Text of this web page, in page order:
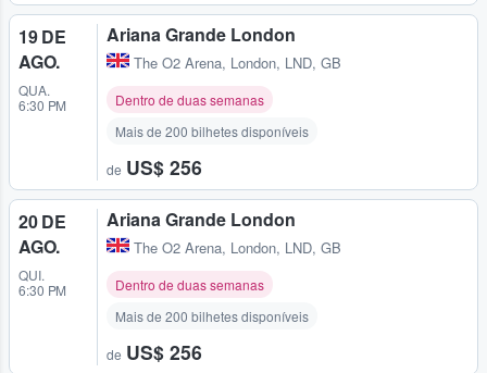
19 DE
AGO.
QUA.
6:30 PM
Ariana Grande London
The O2 Arena, London, LND, GB
Dentro de duas semanas
Mais de 200 bilhetes disponíveis
de US$ 256
20 DE
AGO.
QUI.
6:30 PM
Ariana Grande London
The O2 Arena, London, LND, GB
Dentro de duas semanas
Mais de 200 bilhetes disponíveis
de US$ 256